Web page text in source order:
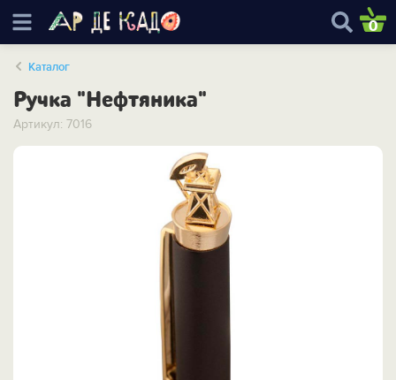
0
Каталог
Ручка "Нефтяника"
Артикул: 7016